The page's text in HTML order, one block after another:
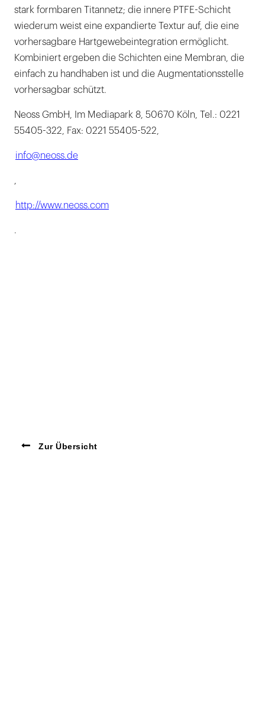
stark formbaren Titannetz; die innere PTFE-Schicht
wiederum weist eine expandierte Textur auf, die eine
vorhersagbare Hartgewebeintegration ermöglicht.
Kombiniert ergeben die Schichten eine Membran, die
einfach zu handhaben ist und die Augmentationsstelle
vorhersagbar schützt.
Neoss GmbH, Im Mediapark 8, 50670 Köln, Tel.: 0221
55405-322, Fax: 0221 55405-522,
info@neoss.de
http://www.neoss.com
.
Zur Übersicht